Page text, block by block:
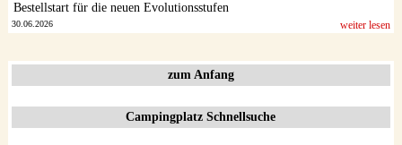
Bestellstart für die neuen Evolutionsstufen
30.06.2026 weiter lesen
zum Anfang
Campingplatz Schnellsuche